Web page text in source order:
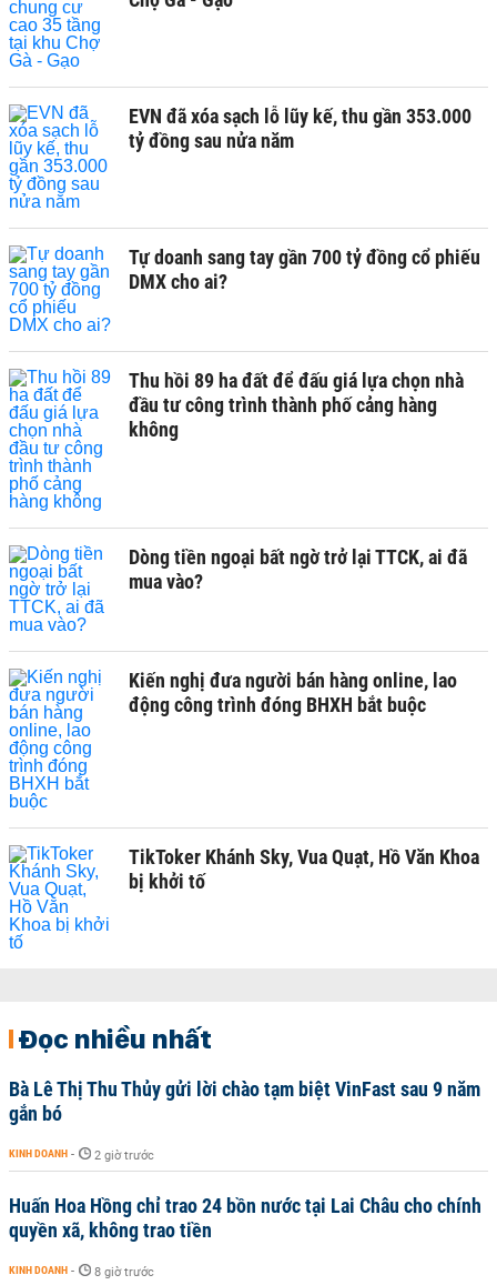
EVN đã xóa sạch lỗ lũy kế, thu gần 353.000
tỷ đồng sau nửa năm
Tự doanh sang tay gần 700 tỷ đồng cổ phiếu
DMX cho ai?
Thu hồi 89 ha đất để đấu giá lựa chọn nhà
đầu tư công trình thành phố cảng hàng
không
Dòng tiền ngoại bất ngờ trở lại TTCK, ai đã
mua vào?
Kiến nghị đưa người bán hàng online, lao
động công trình đóng BHXH bắt buộc
TikToker Khánh Sky, Vua Quạt, Hồ Văn Khoa
bị khởi tố
Đọc nhiều nhất
Bà Lê Thị Thu Thủy gửi lời chào tạm biệt VinFast sau 9 năm
gắn bó
KINH DOANH - 2 giờ trước
Huấn Hoa Hồng chỉ trao 24 bồn nước tại Lai Châu cho chính
quyền xã, không trao tiền
KINH DOANH - 8 giờ trước